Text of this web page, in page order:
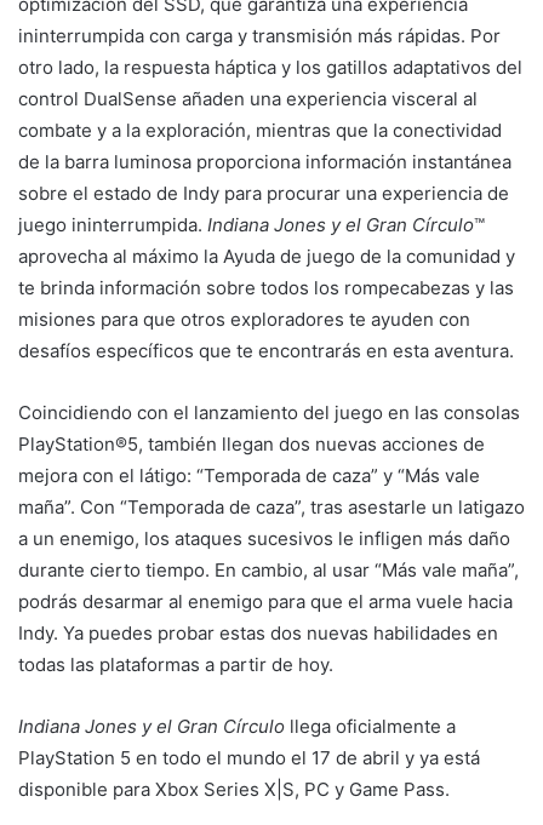
ininterrumpida con carga y transmisión más rápidas. Por
otro lado, la respuesta háptica y los gatillos adaptativos del
control DualSense añaden una experiencia visceral al
combate y a la exploración, mientras que la conectividad
de la barra luminosa proporciona información instantánea
sobre el estado de Indy para procurar una experiencia de
juego ininterrumpida. Indiana Jones y el Gran Círculo™
aprovecha al máximo la Ayuda de juego de la comunidad y
te brinda información sobre todos los rompecabezas y las
misiones para que otros exploradores te ayuden con
desafíos específicos que te encontrarás en esta aventura.
Coincidiendo con el lanzamiento del juego en las consolas
PlayStation®5, también llegan dos nuevas acciones de
mejora con el látigo: “Temporada de caza” y “Más vale
maña”. Con “Temporada de caza”, tras asestarle un latigazo
a un enemigo, los ataques sucesivos le infligen más daño
durante cierto tiempo. En cambio, al usar “Más vale maña”,
podrás desarmar al enemigo para que el arma vuele hacia
Indy. Ya puedes probar estas dos nuevas habilidades en
todas las plataformas a partir de hoy.
Indiana Jones y el Gran Círculo llega oficialmente a
PlayStation 5 en todo el mundo el 17 de abril y ya está
disponible para Xbox Series X|S, PC y Game Pass.